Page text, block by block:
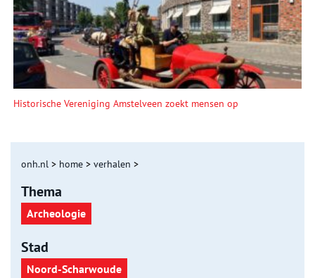
Historische Vereniging Amstelveen zoekt mensen op
onh.nl > home > verhalen >
Thema
Archeologie
Stad
Noord-Scharwoude